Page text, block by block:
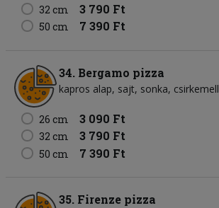
32 cm 3 790 Ft
50 cm 7 390 Ft
34. Bergamo pizza
kapros alap sajt sonka csirkemell
26 cm 3 090 Ft
32 cm 3 790 Ft
50 cm 7 390 Ft
35. Firenze pizza